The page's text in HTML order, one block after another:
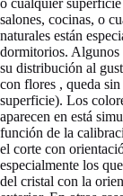
o cualquier
salones, cocinas, o
naturales están
dormitorios. Algunos
su distribución al
con flores , queda
superficie). Los
aparecen en está
función de la
el corte con
especialmente los
del cristal con la